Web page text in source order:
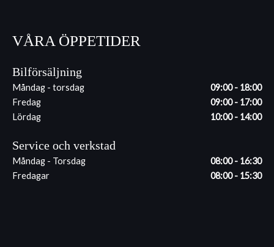
VÅRA ÖPPETIDER
Bilförsäljning
Måndag - torsdag
09:00 - 18:00
Fredag
09:00 - 17:00
Lördag
10:00 - 14:00
Service och verkstad
Måndag - Torsdag
08:00 - 16:30
Fredagar
08:00 - 15:30